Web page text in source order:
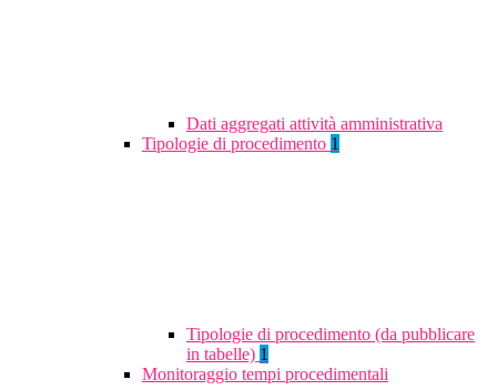
Dati aggregati attività amministrativa
Tipologie di procedimento 1
Tipologie di procedimento (da pubblicare
in tabelle) 1
Monitoraggio tempi procedimentali